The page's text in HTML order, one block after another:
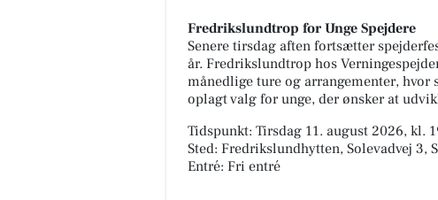
Fredrikslundtrop for Unge Spejdere
Senere tirsdag aften fortsætter
år. Fredrikslundtrop hos
månedlige ture og arrangementer,
oplagt valg for unge, der ønsker at
Tidspunkt: Tirsdag 11. august 2026, kl.
Sted: Fredrikslundhytten, Solevadvej 3,
Entré: Fri entré